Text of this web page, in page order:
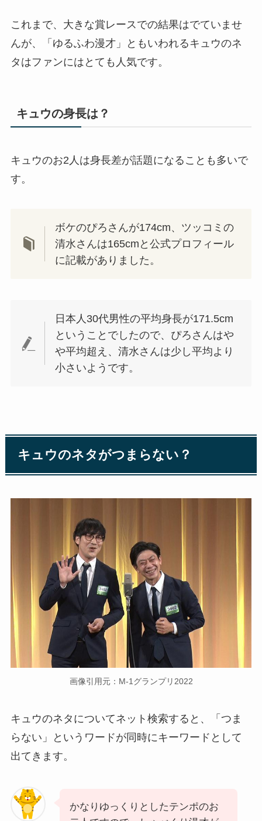
これまで、大きな賞レースでの結果はでていませ
んが、「ゆるふわ漫才」ともいわれるキュウのネ
タはファンにはとても人気です。
キュウの身長は？
キュウのお2人は身長差が話題になることも多いで
す。
ボケのぴろさんが174cm、ツッコミの
清水さんは165cmと公式プロフィール
に記載がありました。
日本人30代男性の平均身長が171.5cm
ということでしたので、ぴろさんはや
や平均超え、清水さんは少し平均より
小さいようです。
キュウのネタがつまらない？
画像引用元：M-1グランプリ2022
キュウのネタについてネット検索すると、「つま
らない」というワードが同時にキーワードとして
出てきます。
かなりゆっくりとしたテンポのお